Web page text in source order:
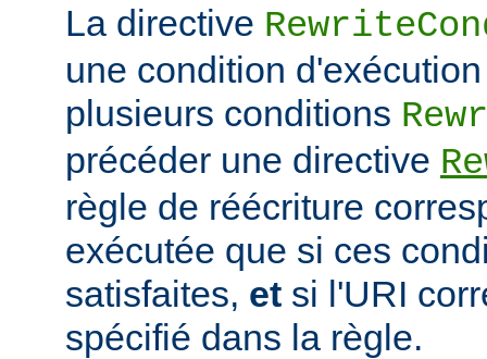
La directive
une condition
plusieurs conditions
précéder une directive
règle de réécriture
exécutée que si ces
satisfaites, et si l'URI
spécifié dans la règle.